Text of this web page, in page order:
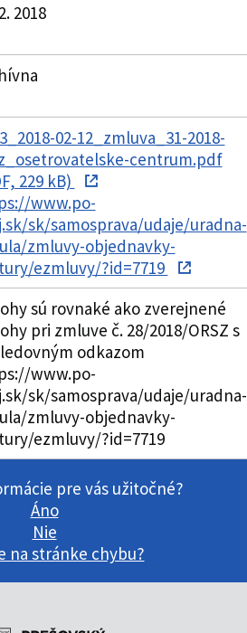
2018
02-12_zmluva_31-2018-
centrum.pdf
229 kB)
www.po-
sk/samosprava/udaje/uradna-
zmluvy-objednavky-
ezmluvy/?id=7719
sú rovnaké ako zverejnené
pri zmluve č. 28/2018/ORSZ s
odkazom
www.po-
sk/samosprava/udaje/uradna-
zmluvy-objednavky-
ezmluvy/?id=7719
pre vás užitočné?
Áno
Nie
na stránke chybu?